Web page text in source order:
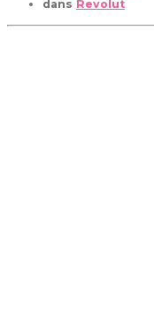
dans Revolut